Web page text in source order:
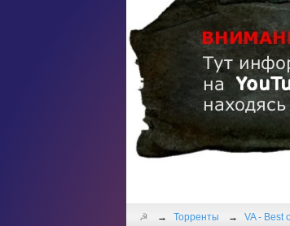
☭ Торренты VA - Best